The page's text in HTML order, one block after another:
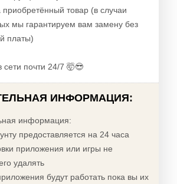
товар (в случаи
мы гарантируем вам замену без
платы)
сети почти 24/7 🤯😎
ИНФОРМАЦИЯ:
информация:
предоставляется на 24 часа
приложения или игры не
удалять
будут работать пока вы их